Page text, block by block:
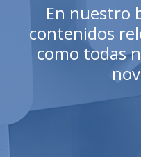
En nuestro
contenidos
como todas